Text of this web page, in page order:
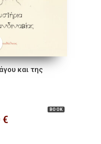
και της
BOOK
€